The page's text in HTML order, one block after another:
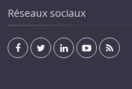
Réseaux sociaux